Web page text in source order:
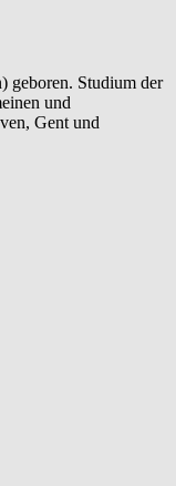
geboren. Studium der
und
Gent und